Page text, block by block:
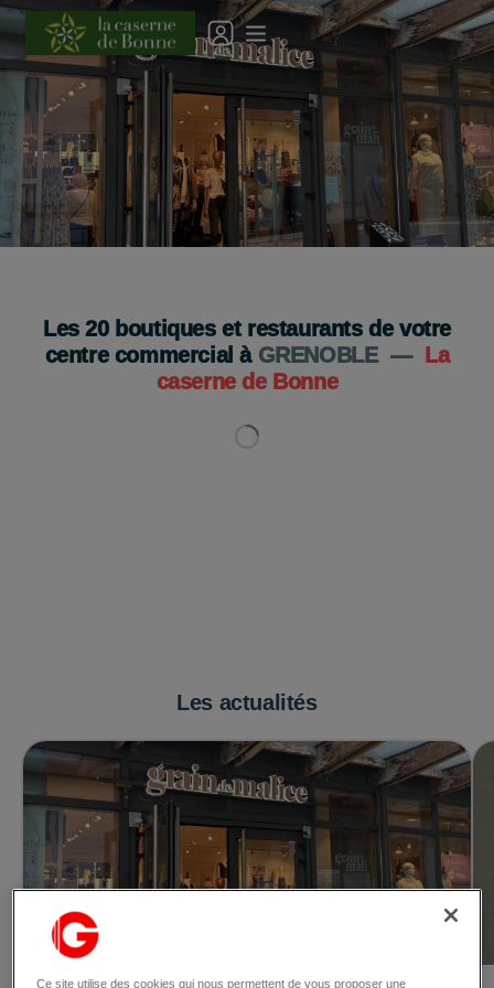
Les20boutiques et restaurants de votre
centre commercial à GRENOBLE —
La
caserne de Bonne
Les actualités
Ce site utilise des cookies qui nous permettent de vous proposer une